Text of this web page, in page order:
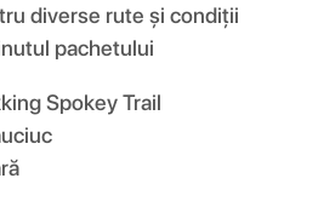
diverse rute și condiții
pachetului
Spokey Trail